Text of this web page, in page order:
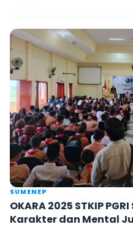
SUMENEP
OKARA 2025 STKIP
Karakter dan Mental